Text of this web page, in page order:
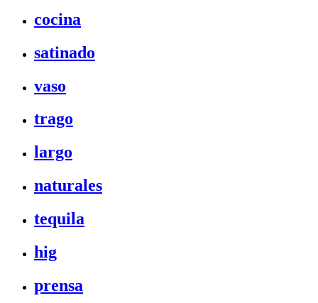
cocina
satinado
vaso
trago
largo
naturales
tequila
hig
prensa